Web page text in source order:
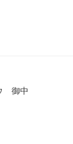
御中